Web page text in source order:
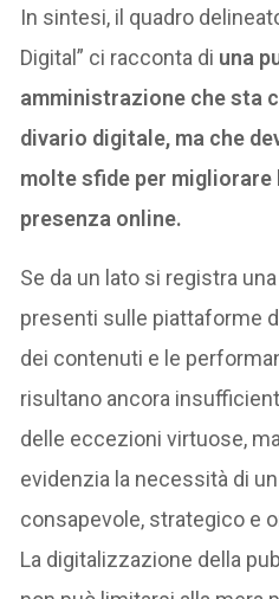
In sintesi, il quadro
Digital” ci racconta di una
amministrazione che sta
divario digitale, ma che
molte sfide per
presenza online.
Se da un lato si registra
presenti sulle piattaforme
dei contenuti e le
risultano ancora
delle eccezioni virtuose,
evidenzia la necessità di
consapevole, strategico e
La digitalizzazione della